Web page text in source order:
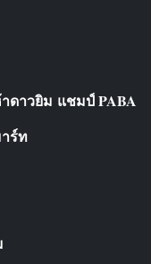
ดาวยิม แชมป์ PABA
ร์ท